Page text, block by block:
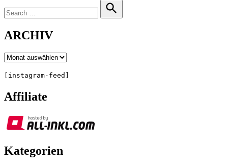
for:
Search
ARCHIV
Archiv
[instagram-feed]
Affiliate
Kategorien